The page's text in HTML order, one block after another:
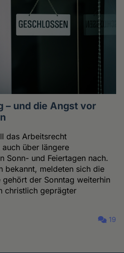
– und die Angst vor
das Arbeitsrecht
über längere
Sonn- und Feiertagen nach.
bekannt, meldeten sich die
gehört der Sonntag weiterhin
christlich geprägter
19